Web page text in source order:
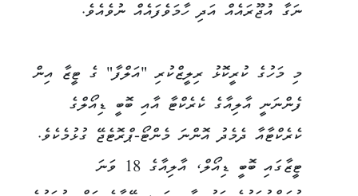
ނަގާ އުޖޫރައެއް އަދި ހާމަވެފައެއް ނުވެއެވެ.
މި މަހުގެ ކުރީކޮޅު ރިލީޒްކުރި "އަލްފާ" ގެ ޓީޒާ އިން
ފެންނަނީ އާލިއާގެ ކެރެކްޓާ އާއި ބޮބީ ޑިއޯލްގެ
ކެރެކްޓާއާ ދެމެދު އޮންނަ މެންޓޯ-ޕްރޮޓެޖޭ ގުޅުމެކެވެ.
ޓީޒާގައި ބޮބީ ޑިއޯލް، އާލިއާގެ 18 ވަނަ